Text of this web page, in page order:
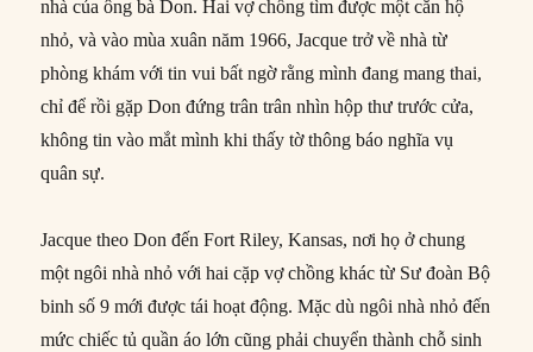
nhà của ông bà Don. Hai vợ chồng tìm được một căn hộ
nhỏ, và vào mùa xuân năm 1966, Jacque trở về nhà từ
phòng khám với tin vui bất ngờ rằng mình đang mang thai,
chỉ để rồi gặp Don đứng trân trân nhìn hộp thư trước cửa,
không tin vào mắt mình khi thấy tờ thông báo nghĩa vụ
quân sự.
Jacque theo Don đến Fort Riley, Kansas, nơi họ ở chung
một ngôi nhà nhỏ với hai cặp vợ chồng khác từ Sư đoàn Bộ
binh số 9 mới được tái hoạt động. Mặc dù ngôi nhà nhỏ đến
mức chiếc tủ quần áo lớn cũng phải chuyển thành chỗ sinh